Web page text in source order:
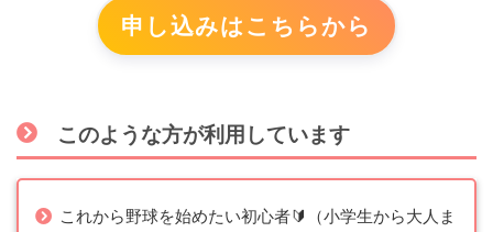
申し込みはこちらから
このような方が利用しています
これから野球を始めたい初心者🔰（小学生から大人ま